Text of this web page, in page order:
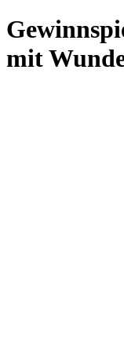
mit